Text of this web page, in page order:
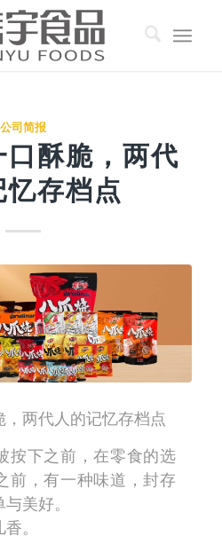
公司简报
酥脆，两代
忆存档点
两代人的记忆存档点
按下之前，在零食的选
前，有一种味道，封存
美好。
。